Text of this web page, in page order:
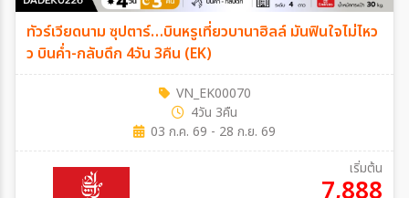
ทัวร์เวียดนาม ซุปตาร์…บินหรูเที่ยวบานาฮิลล์ มันฟินใจไม่ไหว
ว บินค่ำ-กลับดึก 4วัน 3คืน (EK)
VN_EK00070
4วัน 3คืน
03 ก.ค. 69 - 28 ก.ย. 69
เริ่มต้น